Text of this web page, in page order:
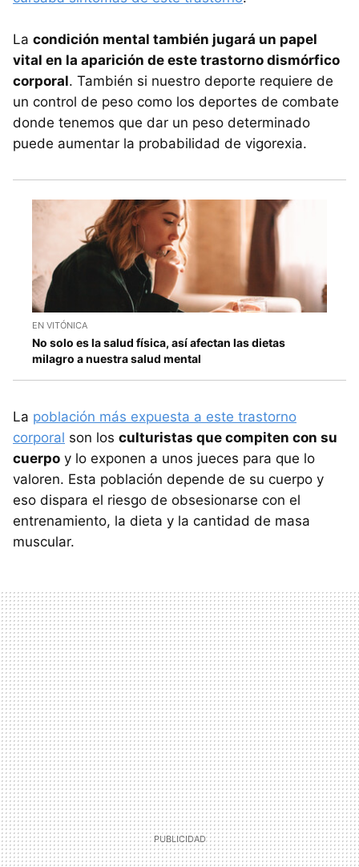
La condición mental también jugará un papel
vital en la aparición de este trastorno dismórfico
corporal. También si nuestro deporte requiere de
un control de peso como los deportes de combate
donde tenemos que dar un peso determinado
puede aumentar la probabilidad de vigorexia.
EN VITÓNICA
No solo es la salud física, así afectan las dietas
milagro a nuestra salud mental
La población más expuesta a este trastorno
corporal son los culturistas que compiten con su
cuerpo y lo exponen a unos jueces para que lo
valoren. Esta población depende de su cuerpo y
eso dispara el riesgo de obsesionarse con el
entrenamiento, la dieta y la cantidad de masa
muscular.